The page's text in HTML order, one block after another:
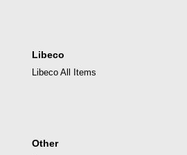
Libeco
Libeco All Items
Other